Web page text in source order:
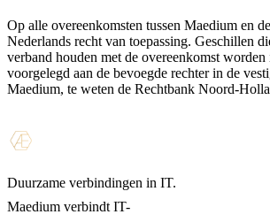
Op alle overeenkomsten tussen Maedium en
Nederlands recht van toepassing. Geschillen
verband houden met de overeenkomst worden
voorgelegd aan de bevoegde rechter in de
Maedium, te weten de Rechtbank Noord-
Duurzame verbindingen in IT.
Maedium verbindt IT-